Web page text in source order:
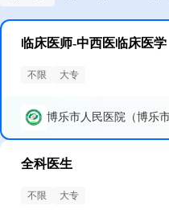
临床医师-中西医临床医学
不限 大专
全科医生
不限 大专